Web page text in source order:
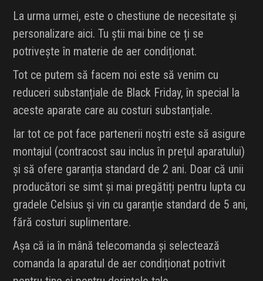
La urma urmei, este o chestiune de necesitate și
personalizare aici. Tu știi mai bine ce ți se
potrivește în materie de aer condiționat.
Tot ce putem să facem noi este să venim cu
reduceri substanțiale de Black Friday, în special la
aceste aparate care au costuri substanțiale.
Iar tot ce pot face partenerii noștri este să asigure
montajul (contracost sau inclus în prețul aparatului)
și să ofere garanția standard de 2 ani. Doar că unii
producători se simt și mai pregătiți pentru lupta cu
gradele Celsius și vin cu garanție standard de 5 ani,
fără costuri suplimentare.
Așa că ia în mână telecomanda și selectează
comanda la aparatul de aer condiționat potrivit